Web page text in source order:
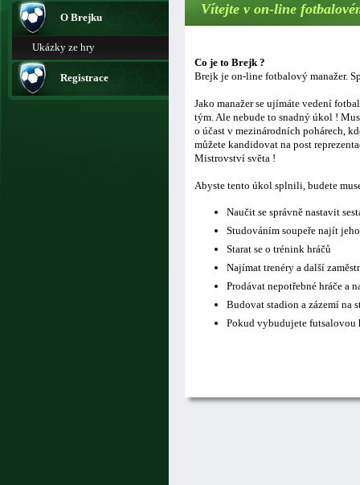
O Brejku
Ukázky ze hry
Registrace
Vítejte v on-line
Co je to Brejk ?
Brejk je on-line fotbalový manažer.
Jako manažer se ujímáte vedení
tým. Ale nebude to snadný úkol !
o účast v mezinárodních pohárech,
můžete kandidovat na post
Mistrovství světa !
Abyste tento úkol splnili, budete
Naučit se správně nastavit
Studováním soupeře najít
Starat se o trénink hráčů
Najímat trenéry a další
Prodávat nepotřebné hráče a
Budovat stadion a zázemí na
Pokud vybudujete futsalovou